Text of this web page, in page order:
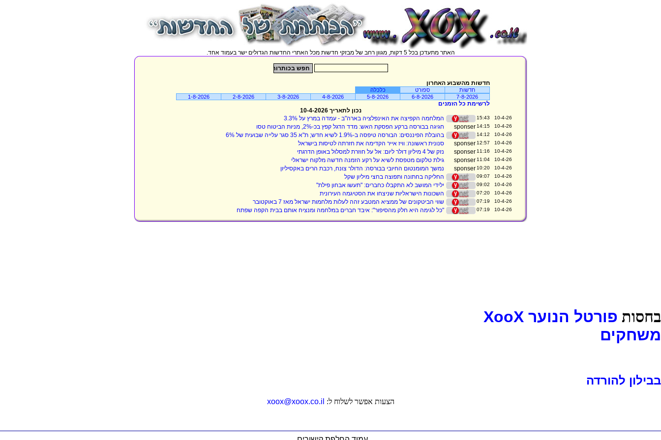
האתר מתעדכן בכל 5 דקות, מגוון רחב של מבזקי חדשות מכל האתרי החדשות הגדולים ישר בעמוד אחד.
חדשות מהשבוע האחרון
חדשות ספורט
כלכלה
7-8-2026
6-8-2026
5-8-2026
4-8-2026
3-8-2026
2-8-2026
1-8-2026
לרשימת כל הזמנים
נכון לתאריך 10-4-2026
10-4-26 15:43 המלחמה הקפיצה את האינפלציה בארה"ב - עמדה במרץ על 3.3%
10-4-26 14:15 חגיגה בבורסה ברקע הפסקת האש: מדד הדגל קפץ בכ-2%, מניות הביטוח טסו
10-4-26 14:12 בהובלת הפיננסים: הבורסה טיפסה ב-1.9% לשיא חדש; ת"א 35 סגר עלייה שבועית של 6%
10-4-26 12:57 סנונית ראשונה: וויז אייר הקדימה את חזרתה לטיסות בישראל
10-4-26 11:16 נזק של 4 מיליון דולר ליום: אל על חוזרת למסלול באופן הדרגתי
10-4-26 11:04 גילת טלקום מטפסת לשיא על רקע הזמנה חדשה מלקוח ישראלי
10-4-26 10:20 נמשך המומנטום החיובי בבורסה: הדולר צונח, רכבת הרים באקסיליון
10-4-26 09:07 החליקה בחתונה ותפוצה בחצי מיליון שקל
10-4-26 09:02 ילידי המושב לא התקבלו כחברים: "תעשו אבחון פילת"
10-4-26 07:20 השכונות הישראליות שניצחו את הסטיגמה העירונית
10-4-26 07:19 שווי הביטקונים של ממציא המטבע זהה לעלות מלחמות ישראל מאז 7 באוקטובר
10-4-26 07:19 "כל לגימה היא חלק מהסיפור": איבד חברים במלחמה ומנציח אותם בבית הקפה שפתח
בחסות פורטל הנוער XooX
משחקים
בבילון להורדה
הצעות אפשר לשלוח ל: xoox@xoox.co.il